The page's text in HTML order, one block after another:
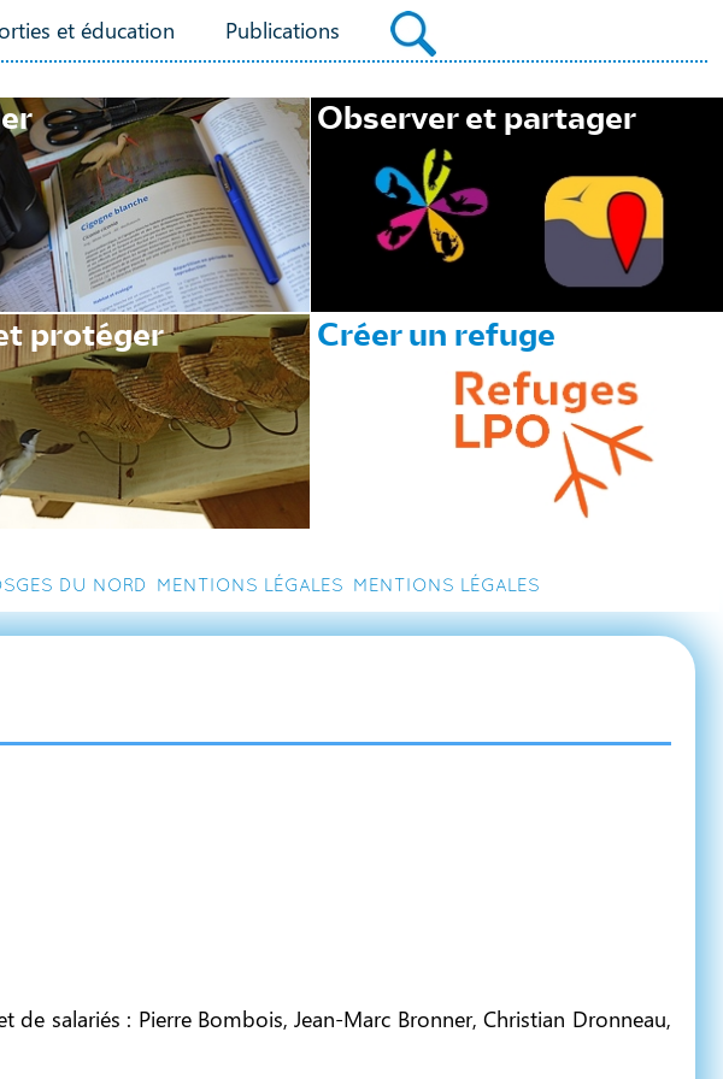
et éducation Publications
protéger
Observer et partager
Créer un refuge
du Nord Mentions légales Mentions légales
salariés : Pierre Bombois, Jean-Marc Bronner, Christian Dronneau,